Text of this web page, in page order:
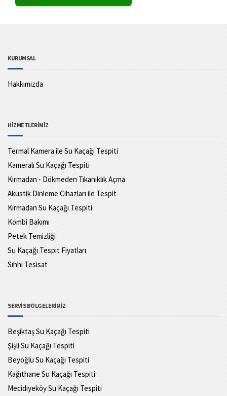
KURUMSAL
Hakkımızda
HİZMETLERİMİZ
Termal Kamera ile Su Kaçağı Tespiti
Kameralı Su Kaçağı Tespiti
Kırmadan - Dökmeden Tıkanıklık Açma
Akustik Dinleme Cihazları ile Tespit
Kırmadan Su Kaçağı Tespiti
Kombi Bakımı
Petek Temizliği
Su Kaçağı Tespit Fiyatları
Sıhhi Tesisat
SERVİS BÖLGELERİMİZ
Beşiktaş Su Kaçağı Tespiti
Şişli Su Kaçağı Tespiti
Beyoğlu Su Kaçağı Tespiti
Kağıthane Su Kaçağı Tespiti
Mecidiyeköy Su Kaçağı Tespiti